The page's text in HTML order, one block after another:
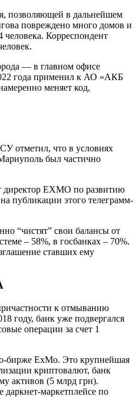
позволяющей в дальнейшем
повреждено много домов и
Корреспондент
— в главном офисе
года применил к АО «АКБ
меняет код,
отметил, что в условиях
был частично
директор EXMO по развитию
публикации этого телеграмм-
“чистят” свои балансы от
– 58%, в госбанках – 70%.
ставших ему
к отмыванию
году, банк уже подвергался
операции за счет 1
бирже ExMo. Это крупнейшая
криптовалют, банк
активов (5 млрд грн).
маркетплейсе по